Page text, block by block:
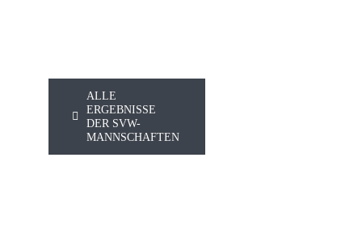
ALLE
ERGEBNISSE
DER SVW-
MANNSCHAFTEN